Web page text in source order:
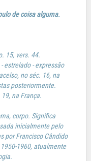
de coisa alguma.
15, vers. 44.
estrelado - expressão
no séc. 16, na
posteriormente.
na França.
corpo. Significa
inicialmente pelo
por Francisco Cândido
1960, atualmente